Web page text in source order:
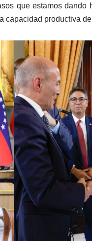
que estamos
capacidad productiva